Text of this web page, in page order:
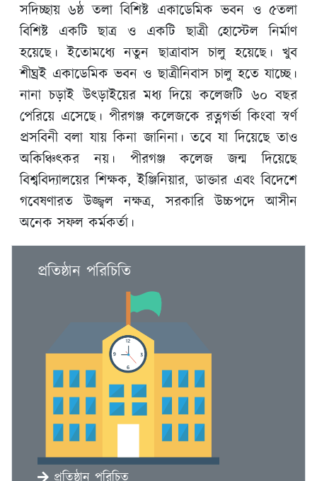
সদিচ্ছায় ৬ষ্ঠ তলা বিশিষ্ট একাডেমিক ভবন ও ৫তলা
বিশিষ্ট একটি ছাত্র ও একটি ছাত্রী হোস্টেল নির্মাণ
হয়েছে। ইতোমধ্যে নতুন ছাত্রাবাস চালু হয়েছে। খুব
শীঘ্রই একাডেমিক ভবন ও ছাত্রীনিবাস চালু হতে যাচ্ছে।
নানা চড়াই উৎড়াইয়ের মধ্য দিয়ে কলেজটি ৬০ বছর
পেরিয়ে এসেছে। পীরগঞ্জ কলেজকে রত্নগর্ভা কিংবা স্বর্ণ
প্রসবিনী বলা যায় কিনা জানিনা। তবে যা দিয়েছে তাও
অকিঞ্চিৎকর নয়। পীরগঞ্জ কলেজ জন্ম দিয়েছে
বিশ্ববিদ্যালয়ের শিক্ষক, ইঞ্জিনিয়ার, ডাক্তার এবং বিদেশে
গবেষণারত উজ্জ্বল নক্ষত্র, সরকারি উচ্চপদে আসীন
অনেক সফল কর্মকর্তা।
প্রতিষ্ঠান পরিচিতি